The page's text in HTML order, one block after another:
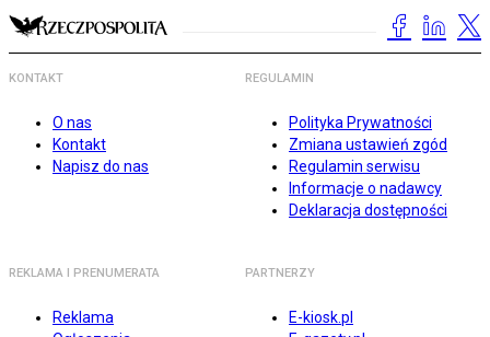
KONTAKT
O nas
Kontakt
Napisz do nas
REGULAMIN
Polityka Prywatności
Zmiana ustawień zgód
Regulamin serwisu
Informacje o nadawcy
Deklaracja dostępności
REKLAMA I PRENUMERATA
Reklama
PARTNERZY
E-kiosk.pl